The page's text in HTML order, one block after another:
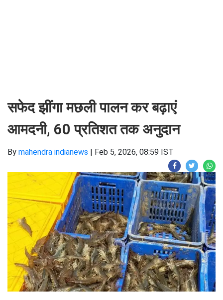
सफेद झींगा मछली पालन कर बढ़ाएं
आमदनी, 60 प्रतिशत तक अनुदान
By mahendra indianews | Feb 5, 2026, 08:59 IST